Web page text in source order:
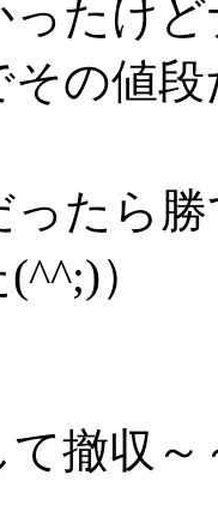
たけ
その値
ったら
）
撤収～